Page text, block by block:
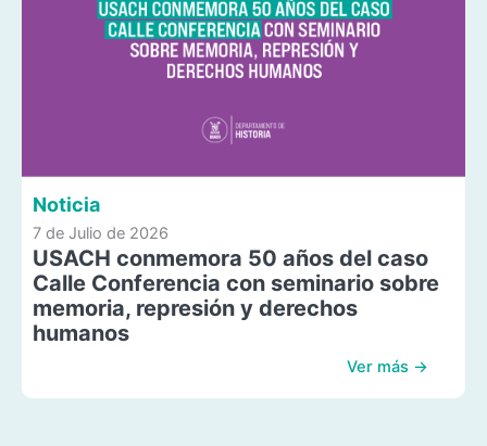
Noticia
7 de Julio de 2026
USACH conmemora 50 años del caso
Calle Conferencia con seminario sobre
memoria, represión y derechos
humanos
Ver más →